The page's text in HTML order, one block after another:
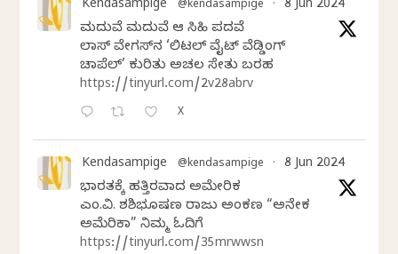
Kendasampige @kendasampige · 8 Jun 2024
ಮದುವೆ ಮದುವೆ ಆ ಸಿಹಿ ಪದವೆ
ಲಾಸ್‌ ವೇಗಸ್‌ನ ‘ಲಿಟಲ್ ವೈಟ್ ವೆಡ್ಡಿಂಗ್
ಚಾಪೆಲ್’ ಕುರಿತು ಅಚಲ ಸೇತು ಬರಹ
https://tinyurl.com/2v28abrv
X
Kendasampige @kendasampige · 8 Jun 2024
ಭಾರತಕ್ಕೆ ಹತ್ತಿರವಾದ ಅಮೇರಿಕ
ಎಂ.ವಿ. ಶಶಿಭೂಷಣ ರಾಜು ಅಂಕಣ “ಅನೇಕ
ಅಮೆರಿಕಾ” ನಿಮ್ಮ ಓದಿಗೆ
https://tinyurl.com/35mrwwsn